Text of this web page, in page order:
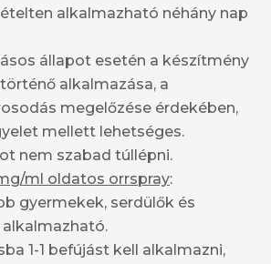
alkalmazható néhány nap
állapot esetén a készítmény
alkalmazása, a
megelőzése érdekében,
mellett lehetséges.
nem szabad túllépni.
ml oldatos orrspray:
gyermekek, serdülők és
1-1 befújást kell alkalmazni,